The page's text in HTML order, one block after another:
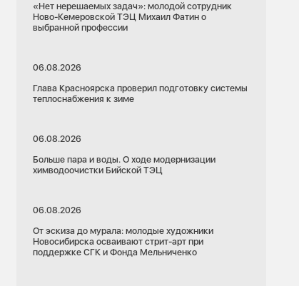
«Нет нерешаемых задач»: молодой сотрудник
Ново-Кемеровской ТЭЦ Михаил Фатин о
выбранной профессии
06.08.2026
Глава Красноярска проверил подготовку системы
теплоснабжения к зиме
06.08.2026
Больше пара и воды. О ходе модернизации
химводоочистки Бийской ТЭЦ
06.08.2026
От эскиза до мурала: молодые художники
Новосибирска осваивают стрит-арт при
поддержке СГК и Фонда Мельниченко